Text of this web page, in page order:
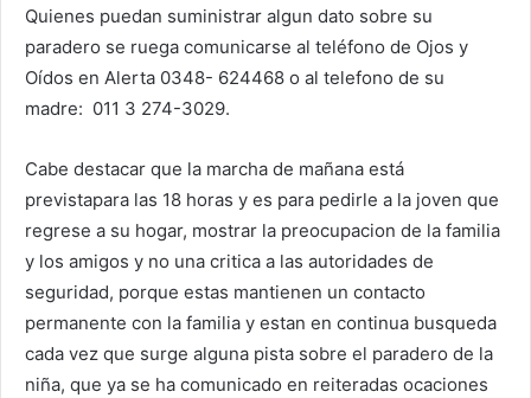
Quienes puedan suministrar algun dato sobre su
paradero se ruega comunicarse al teléfono de Ojos y
Oídos en Alerta 0348- 624468 o al telefono de su
madre: 011 3 274-3029.
Cabe destacar que la marcha de mañana está
previstapara las 18 horas y es para pedirle a la joven que
regrese a su hogar, mostrar la preocupacion de la familia
y los amigos y no una critica a las autoridades de
seguridad, porque estas mantienen un contacto
permanente con la familia y estan en continua busqueda
cada vez que surge alguna pista sobre el paradero de la
niña, que ya se ha comunicado en reiteradas ocaciones